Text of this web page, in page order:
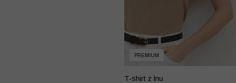
PREMIUM
T-shirt z lnu